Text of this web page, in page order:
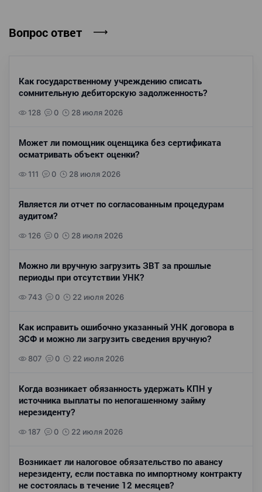
Вопрос ответ
Как государственному учреждению списать
сомнительную дебиторскую задолженность?
128 0 28 июля 2026
Может ли помощник оценщика без сертификата
осматривать объект оценки?
111 0 28 июля 2026
Является ли отчет по согласованным процедурам
аудитом?
126 0 28 июля 2026
Можно ли вручную загрузить ЗВТ за прошлые
периоды при отсутствии УНК?
743 0 22 июля 2026
Как исправить ошибочно указанный УНК договора в
ЭСФ и можно ли загрузить сведения вручную?
807 0 22 июля 2026
Когда возникает обязанность удержать КПН у
источника выплаты по непогашенному займу
нерезиденту?
187 0 22 июля 2026
Возникает ли налоговое обязательство по авансу
нерезиденту, если поставка по импортному контракту
не состоялась в течение 12 месяцев?